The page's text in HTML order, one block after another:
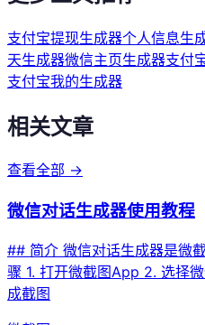
支付宝提现生成器个人信息生
天生成器微信主页生成器支付
支付宝我的生成器
相关文章
查看全部 →
微信对话生成器使用教程
## 简介 微信对话生成器是微
骤 1. 打开微截图App 2. 选择
成截图